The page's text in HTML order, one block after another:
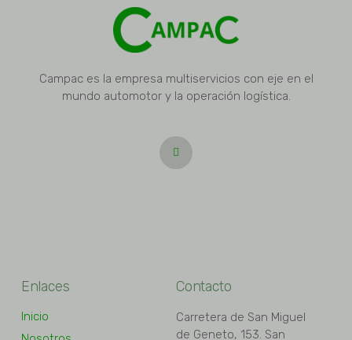
Campac es la empresa multiservicios con eje en el
mundo automotor y la operación logística.
Enlaces
Inicio
Contacto
Carretera de San Miguel
de Geneto, 153. San